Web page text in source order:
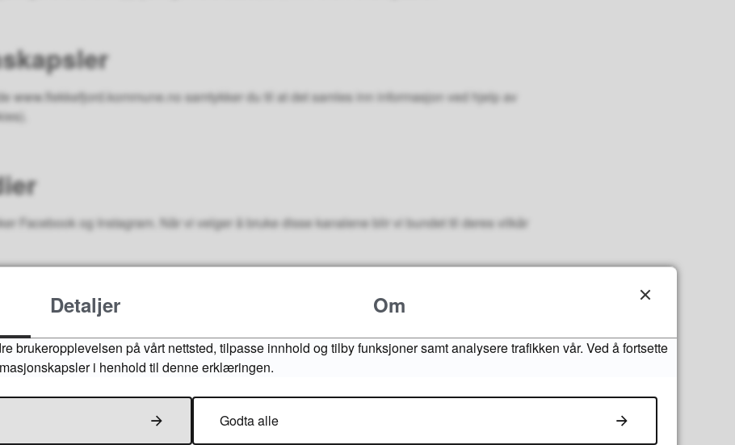
www.flekkefjord.kommune.no samtykker du til at det samles inn informasjon ved hjelp av
Facebook og Instagram. Når vi velger å bruke disse kanalene blir vi bundet til deres vilkår
inn i personvernerklæringen du godtar. Deltakelse på kommunens sider i sosiale medier er
behandler kommunen?
Flekkefjord kommune behandler er:
Detaljer Om
brukeropplevelsen på vårt nettsted, tilpasse innhold og tilby funksjoner samt analysere trafikken vår. Ved å fortsette
i henhold til denne erklæringen.
Godta alle